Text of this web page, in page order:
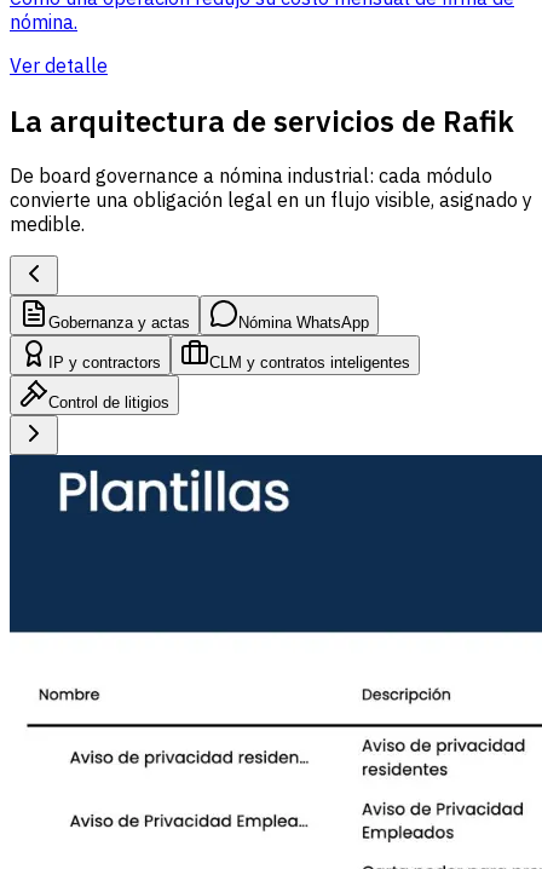
nómina.
Ver detalle
La arquitectura de servicios de Rafik
De board governance a nómina industrial: cada módulo
convierte una obligación legal en un flujo visible, asignado y
medible.
Gobernanza y actas Nómina WhatsApp
IP y contractors CLM y contratos inteligentes
Control de litigios